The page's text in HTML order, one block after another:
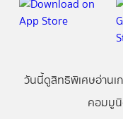
วันนี้ดูสิทธิพิเศษอ่านเ
คอมมู